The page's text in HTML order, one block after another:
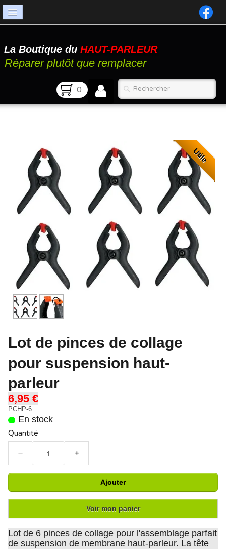
Catalogue
Atelier
La Boutique du HAUT-PARLEUR
Réparer plutôt que remplacer
0
Utile
Lot de pinces de collage
pour suspension haut-
parleur
6,95 €
PCHP-6
En stock
Quantité
− +
Ajouter
Voir mon panier
Lot de 6 pinces de collage pour l'assemblage parfait
de suspension de membrane haut-parleur. La tête